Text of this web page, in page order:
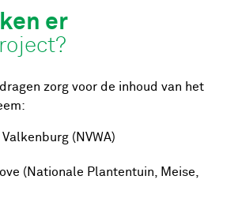
er
zorg voor de inhoud van het
(NVWA)
(Nationale Plantentuin, Meise,